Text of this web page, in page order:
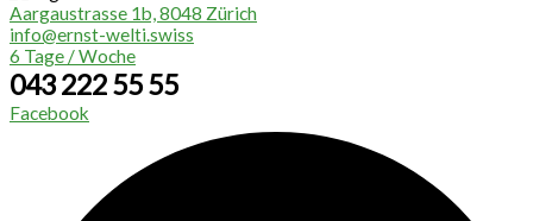
Aargaustrasse 1b, 8048 Zürich
info@ernst-welti.swiss
6 Tage / Woche
043 222 55 55
Facebook